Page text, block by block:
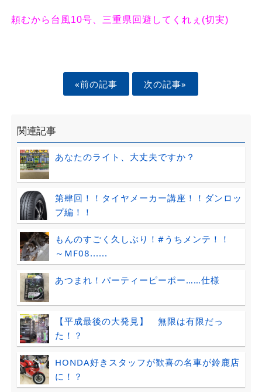
頼むから台風10号、三重県回避してくれぇ(切実)
«前の記事 次の記事»
関連記事
あなたのライト、大丈夫ですか？
第肆回！！タイヤメーカー講座！！ダンロッ
プ編！！
もんのすごく久しぶり！#うちメンテ！！
～MF08......
あつまれ！パーティーピーポー……仕様
【平成最後の大発見】 無限は有限だっ
た！？
HONDA好きスタッフが歓喜の名車が鈴鹿店
に！？